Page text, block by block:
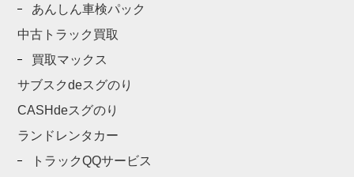
あんしん車検パック
中古トラック買取
買取マックス
サブスクdeスグのり
CASHdeスグのり
ランドレンタカー
トラックQQサービス